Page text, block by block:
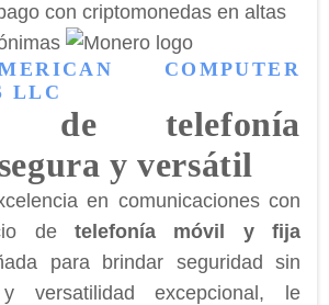
Tasación
Laboratorio
Noticias
Normativa
Contacto
con criptomonedas en altas
COMPUTER
LLC
de telefonía
y versátil
en comunicaciones con
de telefonía móvil y fija
para brindar seguridad sin
y versatilidad excepcional, le